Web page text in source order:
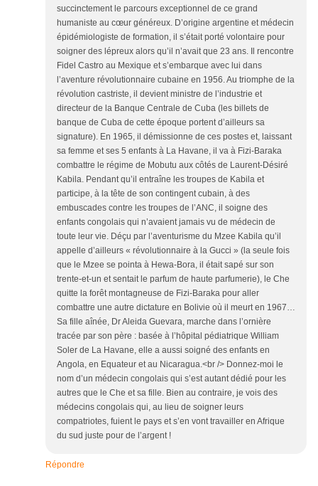
succinctement le parcours exceptionnel de ce grand
humaniste au cœur généreux. D’origine argentine et médecin
épidémiologiste de formation, il s’était porté volontaire pour
soigner des lépreux alors qu’il n’avait que 23 ans. Il rencontre
Fidel Castro au Mexique et s’embarque avec lui dans
l’aventure révolutionnaire cubaine en 1956. Au triomphe de la
révolution castriste, il devient ministre de l’industrie et
directeur de la Banque Centrale de Cuba (les billets de
banque de Cuba de cette époque portent d’ailleurs sa
signature). En 1965, il démissionne de ces postes et, laissant
sa femme et ses 5 enfants à La Havane, il va à Fizi-Baraka
combattre le régime de Mobutu aux côtés de Laurent-Désiré
Kabila. Pendant qu’il entraîne les troupes de Kabila et
participe, à la tête de son contingent cubain, à des
embuscades contre les troupes de l’ANC, il soigne des
enfants congolais qui n’avaient jamais vu de médecin de
toute leur vie. Déçu par l’aventurisme du Mzee Kabila qu’il
appelle d’ailleurs « révolutionnaire à la Gucci » (la seule fois
que le Mzee se pointa à Hewa-Bora, il était sapé sur son
trente-et-un et sentait le parfum de haute parfumerie), le Che
quitte la forêt montagneuse de Fizi-Baraka pour aller
combattre une autre dictature en Bolivie où il meurt en 1967…
Sa fille aînée, Dr Aleida Guevara, marche dans l’ornière
tracée par son père : basée à l’hôpital pédiatrique William
Soler de La Havane, elle a aussi soigné des enfants en
Angola, en Equateur et au Nicaragua.<br /> Donnez-moi le
nom d’un médecin congolais qui s’est autant dédié pour les
autres que le Che et sa fille. Bien au contraire, je vois des
médecins congolais qui, au lieu de soigner leurs
compatriotes, fuient le pays et s’en vont travailler en Afrique
du sud juste pour de l’argent !
Répondre